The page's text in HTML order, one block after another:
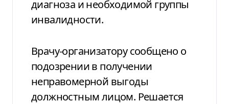
диагноза и необходимой группы
инвалидности.
Врачу-организатору сообщено о
подозрении в получении
неправомерной выгоды
должностным лицом. Решается